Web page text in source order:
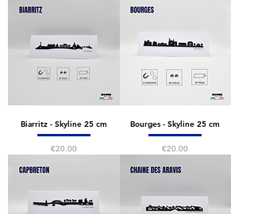
Biarritz - Skyline 25 cm
Price
€20.00
Bourges - Skyline 25 cm
Price
€20.00